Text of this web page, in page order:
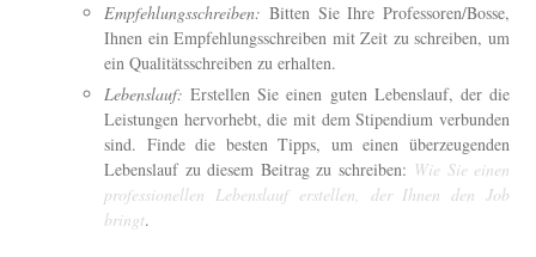
Empfehlungsschreiben: Bitten Sie Ihre Professoren/Bosse,
Ihnen ein Empfehlungsschreiben mit Zeit zu schreiben, um
ein Qualitätsschreiben zu erhalten.
Lebenslauf: Erstellen Sie einen guten Lebenslauf, der die
Leistungen hervorhebt, die mit dem Stipendium verbunden
sind. Finde die besten Tipps, um einen überzeugenden
Lebenslauf zu diesem Beitrag zu schreiben: Wie Sie einen
professionellen Lebenslauf erstellen, der Ihnen den Job
bringt.